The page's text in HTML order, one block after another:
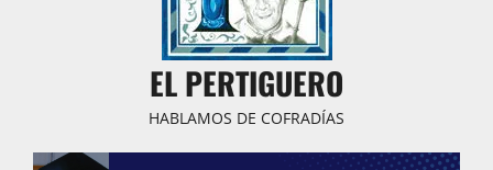
EL PERTIGUERO
HABLAMOS DE COFRADÍAS